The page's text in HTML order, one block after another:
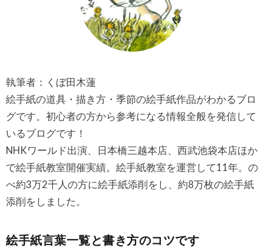
執筆者：くぼ田木蓮
絵手紙の道具・描き方・季節の絵手紙作品がわかるブロ
グです。初心者の方から参考になる情報全般を発信して
いるブログです！
NHKワールド出演、日本橋三越本店、西武池袋本店ほか
で絵手紙教室開催実績。絵手紙教室を運営して11年。の
べ約3万2千人の方に絵手紙添削をし、約8万枚の絵手紙
添削をしました。
絵手紙言葉一覧と書き方のコツです